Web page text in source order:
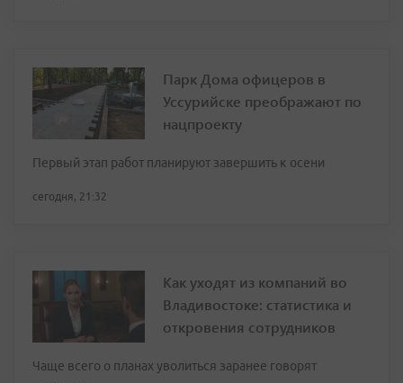
Парк Дома офицеров в
Уссурийске преображают по
нацпроекту
Первый этап работ планируют завершить к осени
сегодня, 21:32
Как уходят из компаний во
Владивостоке: статистика и
откровения сотрудников
Чаще всего о планах уволиться заранее говорят